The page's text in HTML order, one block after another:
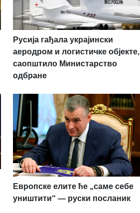
Русија гађала украјински
аеродром и логистичке објекте,
саопштило Министарство
одбране
Европске елите ће „саме себе
уништити“ — руски посланик